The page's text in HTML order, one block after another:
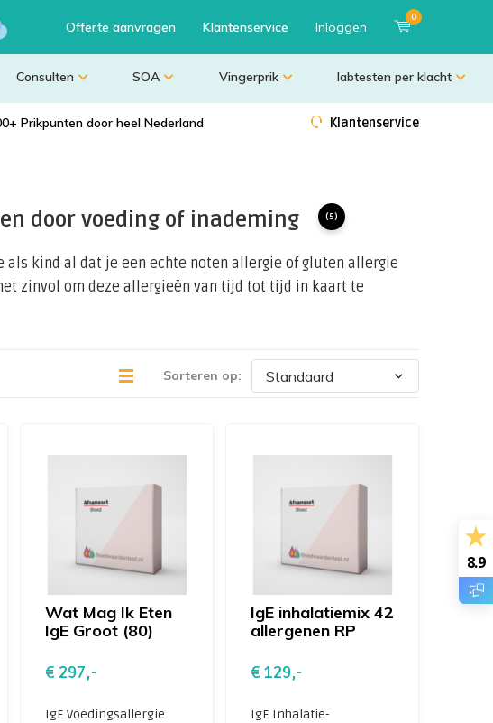
Offerte aanvragen Klantenservice Inloggen
0
Consulten SOA Vingerprik labtesten per klacht
Prikpunten door heel Nederland Klantenservice
door voeding of inademing (5)
als kind al dat je een echte noten allergie of gluten allergie
zinvol om deze allergieën van tijd tot tijd in kaart te
Sorteren op:
Wat Mag Ik Eten
IgE Groot (80)
€ 297,-
IgE Voedingsallergie
IgE inhalatiemix 42
allergenen RP
€ 129,-
IgE Inhalatie-
8.9